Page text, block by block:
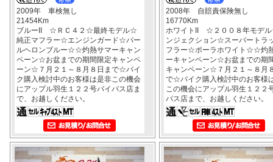
2009年 車検無し
21454Km
ブルーII ☆ＲＣ４２☆最終モデル☆
純正マフラー☆エンジンガード☆パー
ルヘロンブルー☆☆灼熱サマーキャン
ペーン☆お盆までの期間限定キャンペ
ーン☆７月２１～８月８日まで☆バイ
ク購入検討中のお客様は是非この機会
にアップル羽生１２２号バイパス店ま
で、お越しください。
2008年 自賠責保険無し
16770Km
ホワイトII ☆２００８年モデ
ンジェクション☆スーパートラ
フラー☆ポーラホワイト☆☆灼
ーキャンペーン☆お盆までの期
キャンペーン☆７月２１～８月
で☆バイク購入検討中のお客様
この機会にアップル羽生１２２
パス店まで、お越しください。